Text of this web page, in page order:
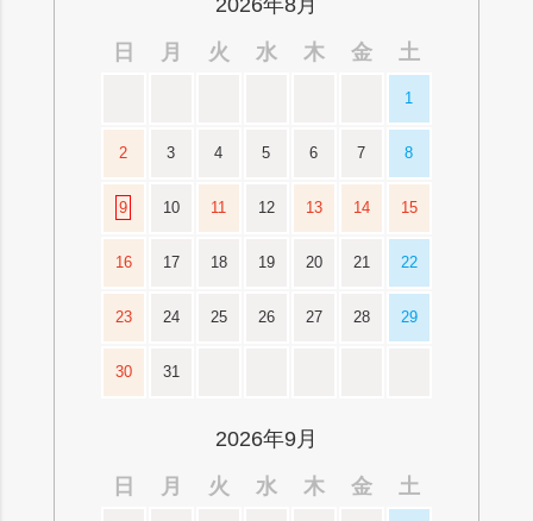
2026年8月
日
月 火 水 木 金 土
1
2 3 4 5 6 7 8
9 10 11 12 13 14 15
16 17 18 19 20 21 22
23 24 25 26 27 28 29
30 31
2026年9月
日
月 火 水 木 金 土